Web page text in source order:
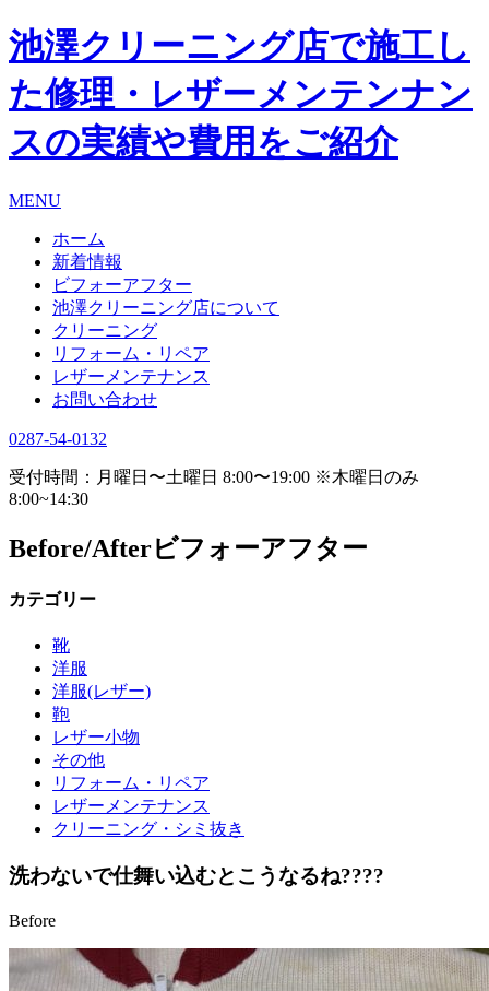
池澤クリーニング店で施工し
た修理・レザーメンテンナン
スの実績や費用をご紹介
MENU
ホーム
新着情報
ビフォーアフター
池澤クリーニング店について
クリーニング
リフォーム・リペア
レザーメンテナンス
お問い合わせ
0287-54-0132
受付時間：月曜日〜土曜日 8:00〜19:00 ※木曜日のみ
8:00~14:30
Before/Afterビフォーアフター
カテゴリー
靴
洋服
洋服(レザー)
鞄
レザー小物
その他
リフォーム・リペア
レザーメンテナンス
クリーニング・シミ抜き
洗わないで仕舞い込むとこうなるね????
Before